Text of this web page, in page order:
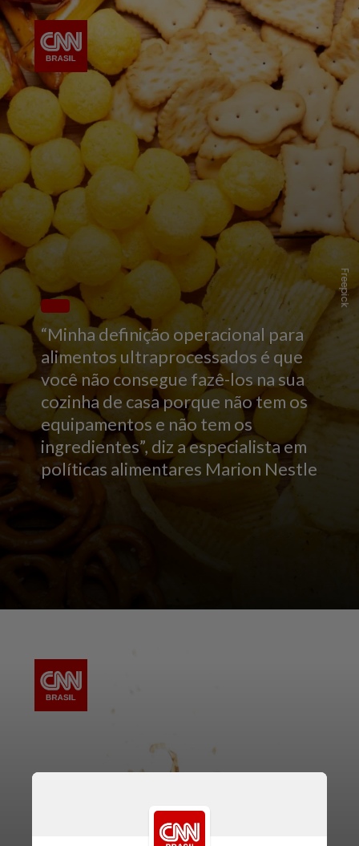
“Minha definição operacional para
alimentos ultraprocessados é que
você não consegue fazê-los na sua
cozinha de casa porque não tem os
equipamentos e não tem os
ingredientes”, diz a especialista em
políticas alimentares Marion Nestle
Freepick